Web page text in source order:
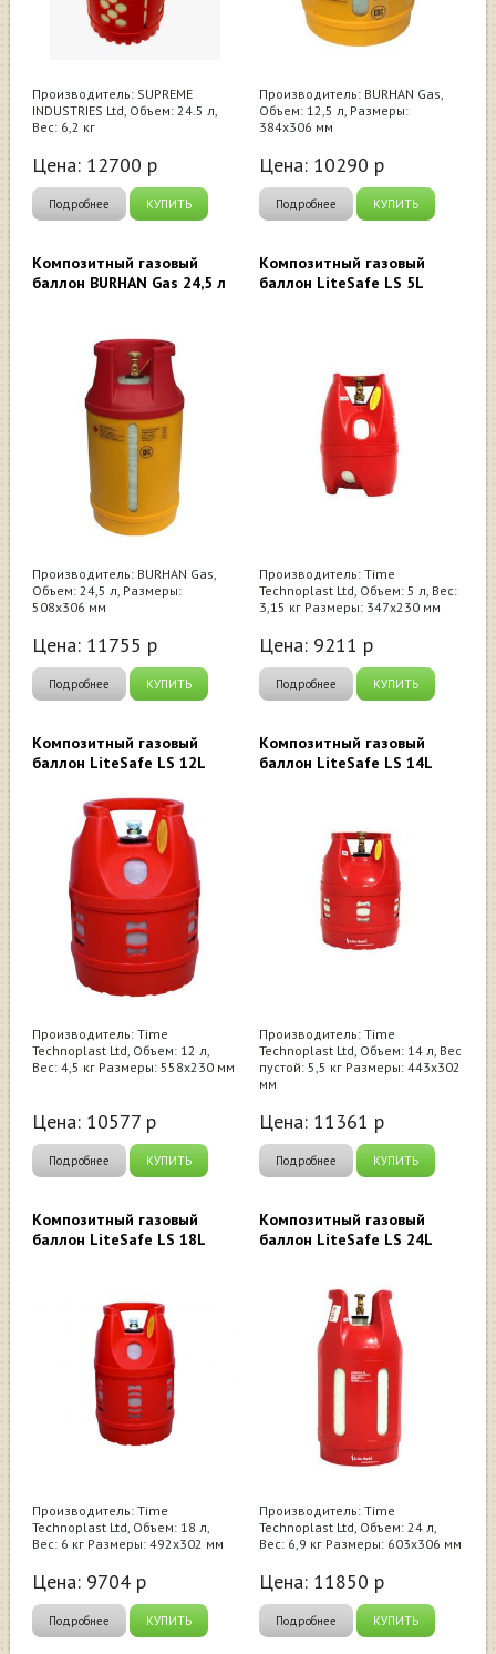
Производитель: SUPREME
INDUSTRIES Ltd, Объем: 24.5 л,
Вес: 6,2 кг
Цена: 12700 р
Подробнее КУПИТЬ
Производитель: BURHAN Gas,
Объем: 12,5 л, Размеры:
384х306 мм
Цена: 10290 р
Подробнее КУПИТЬ
Композитный газовый
баллон BURHAN Gas 24,5 л
Производитель: BURHAN Gas,
Объем: 24,5 л, Размеры:
508х306 мм
Цена: 11755 р
Подробнее КУПИТЬ
Композитный газовый
баллон LiteSafe LS 5L
Производитель: Time
Technoplast Ltd, Объем: 5 л, Вес:
3,15 кг Размеры: 347х230 мм
Цена: 9211 р
Подробнее КУПИТЬ
Композитный газовый
баллон LiteSafe LS 12L
Производитель: Time
Technoplast Ltd, Объем: 12 л,
Вес: 4,5 кг Размеры: 558х230 мм
Цена: 10577 р
Подробнее КУПИТЬ
Композитный газовый
баллон LiteSafe LS 14L
Производитель: Time
Technoplast Ltd, Объем: 14 л, Вес
пустой: 5,5 кг Размеры: 443х302
мм
Цена: 11361 р
Подробнее КУПИТЬ
Композитный газовый
баллон LiteSafe LS 18L
Производитель: Time
Technoplast Ltd, Объем: 18 л,
Вес: 6 кг Размеры: 492х302 мм
Цена: 9704 р
Подробнее КУПИТЬ
Композитный газовый
баллон LiteSafe LS 24L
Производитель: Time
Technoplast Ltd, Объем: 24 л,
Вес: 6,9 кг Размеры: 603х306 мм
Цена: 11850 р
Подробнее КУПИТЬ